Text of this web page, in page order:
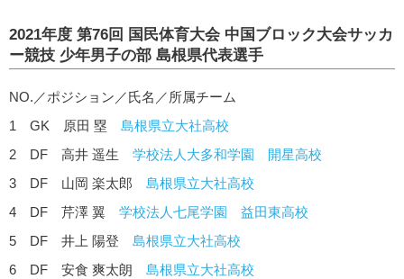
2021年度 第76回 国民体育大会 中国ブロック大会サッカ
ー競技 少年男子の部 島根県代表選手
NO.／ポジション／氏名／所属チーム
1 GK 原田 塁 島根県立大社高校
2 DF 高井 遥生 学校法人大多和学園 開星高校
3 DF 山岡 楽太郎 島根県立大社高校
4 DF 芹澤 翼 学校法人七尾学園 益田東高校
5 DF 井上 陽登 島根県立大社高校
6 DF 安食 爽太朗 島根県立大社高校